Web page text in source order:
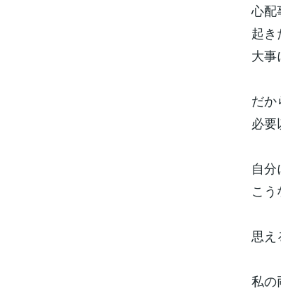
心配
起き
大事
だか
必要
自分
こ
思え
私の